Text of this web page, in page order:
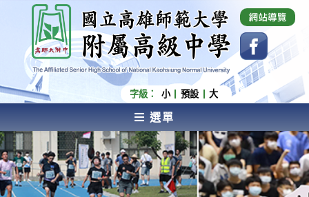
內
容
國立高雄師範大學附屬高級中學 Affiliated Senior
High School of National Kaohsiung Normal
University
字級： 小 預設 大
選單
AFFILIATED SENIOR HIGH SCHOOL OF NATIONAL
KAOHSIUNG NORMAL UNIVERSITY